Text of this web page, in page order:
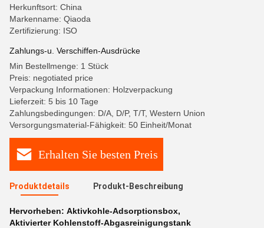
Herkunftsort: China
Markenname: Qiaoda
Zertifizierung: ISO
Zahlungs-u. Verschiffen-Ausdrücke
Min Bestellmenge: 1 Stück
Preis: negotiated price
Verpackung Informationen: Holzverpackung
Lieferzeit: 5 bis 10 Tage
Zahlungsbedingungen: D/A, D/P, T/T, Western Union
Versorgungsmaterial-Fähigkeit: 50 Einheit/Monat
Erhalten Sie besten Preis
Produktdetails Produkt-Beschreibung
Hervorheben: Aktivkohle-Adsorptionsbox,
Aktivierter Kohlenstoff-Abgasreinigungstank